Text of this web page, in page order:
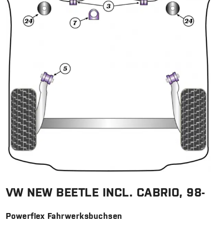
VW NEW BEETLE INCL. CABRIO, 98-
Powerflex Fahrwerksbuchsen